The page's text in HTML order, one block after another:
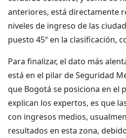
anteriores, está directamente
niveles de ingreso de las
puesto 45º en la clasificación,
Para finalizar, el dato más
está en el pilar de Seguridad
que Bogotá se posiciona en el
explican los expertos, es que
con ingresos medios,
resultados en esta zona,